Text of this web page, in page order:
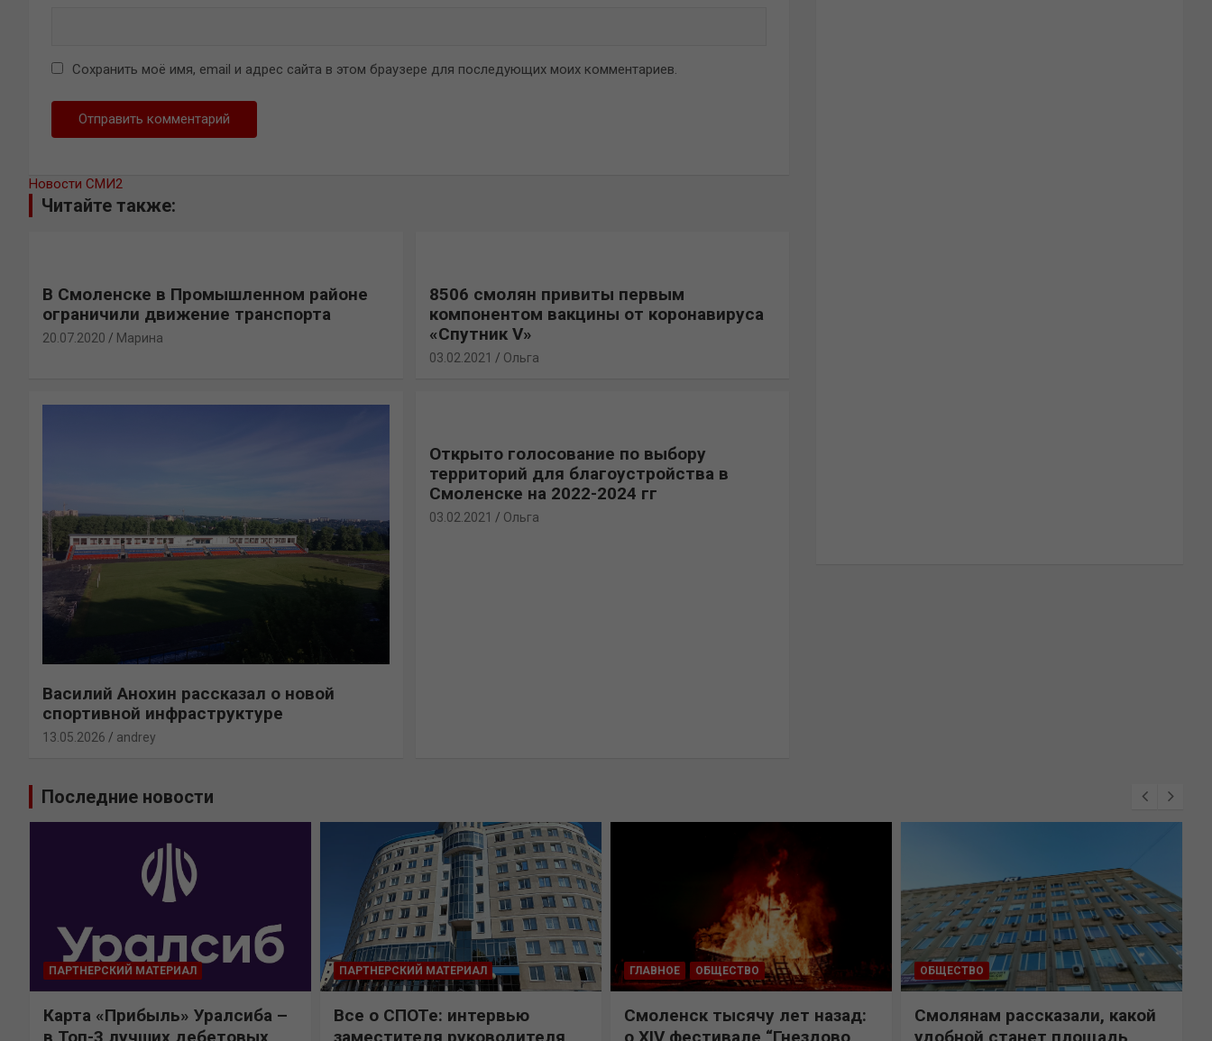
Сохранить моё имя, email и адрес сайта в этом браузере для последующих моих комментариев.
Новости СМИ2
Читайте также:
В Смоленске в Промышленном районе
ограничили движение транспорта
20.07.2020 Марина
8506 смолян привиты первым
компонентом вакцины от коронавируса
«Спутник V»
03.02.2021 Ольга
Василий Анохин рассказал о новой
спортивной инфраструктуре
13.05.2026 andrey
Открыто голосование по выбору
территорий для благоустройства в
Смоленске на 2022-2024 гг
03.02.2021 Ольга
Последние новости
ПАРТНЕРСКИЙ МАТЕРИАЛ
Карта «Прибыль» Уралсиба –
в Топ-3 лучших дебетовых
ПАРТНЕРСКИЙ МАТЕРИАЛ
Все о СПОТе: интервью
заместителя руководителя
ГЛАВНОЕ ОБЩЕСТВО
Смоленск тысячу лет назад:
о XIV фестивале “Гнездово
ОБЩЕСТВО
Смолянам рассказали, какой
удобной станет площадь